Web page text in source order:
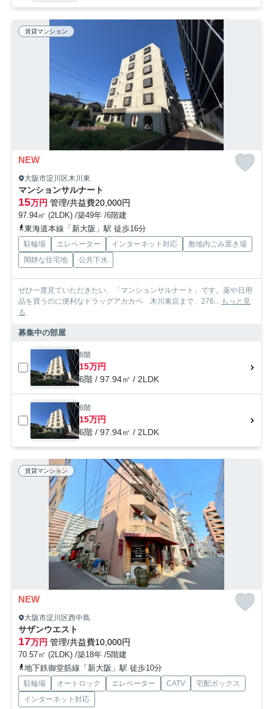
賃貸マンション
NEW
大阪市淀川区木川東
マンションサルナート
15万円 管理/共益費20,000円
97.94㎡ (2LDK) /築49年 /6階建
東海道本線「新大阪」駅 徒歩16分
駐輪場 エレベーター インターネット対応
敷地内ごみ置き場
閑静な住宅地
公共下水
ぜひ一度見ていただきたい、「マンションサルナート」です。薬や日用
品を買うのに便利なドラッグアカカベ 木川東店まで、276... もっと見
る
募集中の部屋
6階
15万円
6階 / 97.94㎡ / 2LDK
6階
15万円
6階 / 97.94㎡ / 2LDK
賃貸マンション
NEW
大阪市淀川区西中島
サザンウエスト
17万円 管理/共益費10,000円
70.57㎡ (2LDK) /築18年 /5階建
地下鉄御堂筋線「新大阪」駅 徒歩10分
駐輪場 オートロック エレベーター CATV
宅配ボックス
インターネット対応